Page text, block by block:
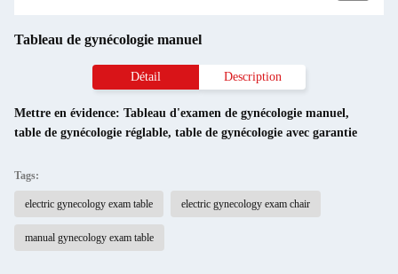
Tableau de gynécologie manuel
Détail Description
Mettre en évidence: Tableau d'examen de gynécologie manuel,
table de gynécologie réglable, table de gynécologie avec garantie
Tags:
electric gynecology exam table electric gynecology exam chair
manual gynecology exam table